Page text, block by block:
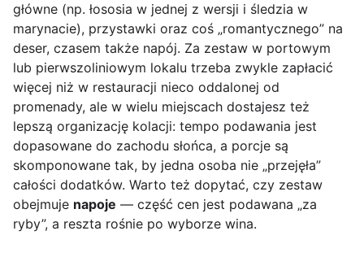
główne (np. łososia w jednej z wersji i śledzia w
marynacie), przystawki oraz coś „romantycznego” na
deser, czasem także napój. Za zestaw w portowym
lub pierwszoliniowym lokalu trzeba zwykle zapłacić
więcej niż w restauracji nieco oddalonej od
promenady, ale w wielu miejscach dostajesz też
lepszą organizację kolacji: tempo podawania jest
dopasowane do zachodu słońca, a porcje są
skomponowane tak, by jedna osoba nie „przejęła”
całości dodatków. Warto też dopytać, czy zestaw
obejmuje napoje — część cen jest podawana „za
ryby”, a reszta rośnie po wyborze wina.